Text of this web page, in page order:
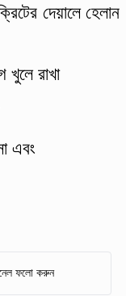
দেয়ালে হেলান
খুলে রাখা
এবং
ফলো করুন